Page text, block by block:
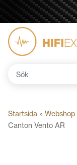
Startsida » Webshop
Canton Vento AR